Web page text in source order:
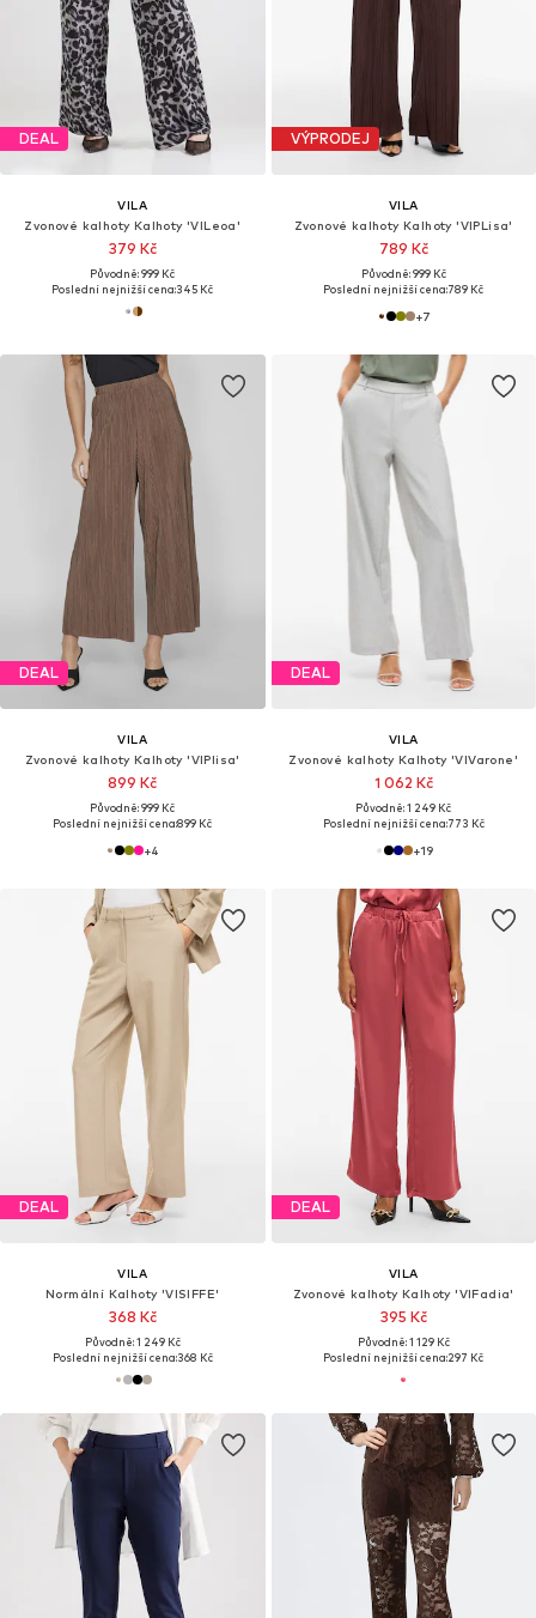
DEAL
VILA
Zvonové kalhoty Kalhoty 'VILeoa'
379 Kč
Původně: 999 Kč
Poslední nejnižší cena:345 Kč
VÝPRODEJ
VILA
Zvonové kalhoty Kalhoty 'VIPLisa'
789 Kč
Původně: 999 Kč
Poslední nejnižší cena:789 Kč
+7
DEAL
VILA
Zvonové kalhoty Kalhoty 'VIPlisa'
899 Kč
Původně: 999 Kč
Poslední nejnižší cena:899 Kč
+4
DEAL
VILA
Zvonové kalhoty Kalhoty 'VIVarone'
1 062 Kč
Původně: 1 249 Kč
Poslední nejnižší cena:773 Kč
+19
DEAL
VILA
Normální Kalhoty 'VISIFFE'
368 Kč
Původně: 1 249 Kč
Poslední nejnižší cena:368 Kč
DEAL
VILA
Zvonové kalhoty Kalhoty 'VIFadia'
395 Kč
Původně: 1 129 Kč
Poslední nejnižší cena:297 Kč